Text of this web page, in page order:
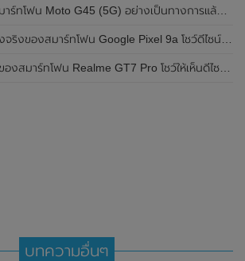
โฟน Moto G45 (5G) อย่างเป็นทางการแล้วในอินเดีย
โฟน Google Pixel 9a โชว์ดีไซน์ใหม่ กล้องหลังแบนราบ ไม่มีกรอบของกล้องแล้ว
Realme GT7 Pro โชว์ให้เห็นดีไซน์ใหม่ พร้อมเผยรายละเอียดสเปกที่สำคัญบางส่วน
บทความอื่นๆ